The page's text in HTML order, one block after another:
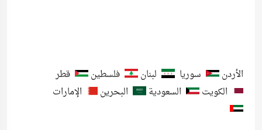
الأردن سوريا لبنان فلسطين
قطر
الكويت
السعودية البحرين الإمارات